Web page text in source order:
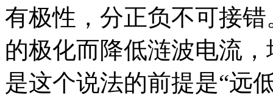
有极性，分正负不可接错
的极化而降低涟波电流
是这个说法的前提是“远